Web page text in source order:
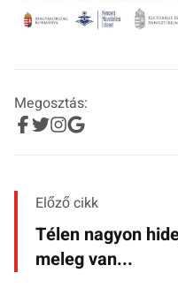
Megosztás:
Előző cikk
Télen nagyon
meleg van...